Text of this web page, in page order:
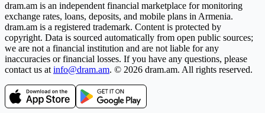
dram.am is an independent financial marketplace for monitoring
exchange rates, loans, deposits, and mobile plans in Armenia.
dram.am is a registered trademark. Content is protected by
copyright. Data is sourced automatically from open public sources;
we are not a financial institution and are not liable for any
inaccuracies or financial losses. If you have any questions, please
contact us at info@dram.am. © 2026 dram.am. All rights reserved.